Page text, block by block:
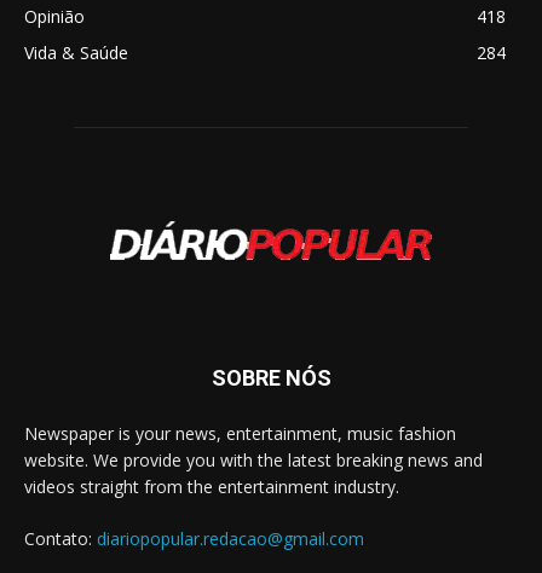
Opinião
418
Vida & Saúde
284
SOBRE NÓS
Newspaper is your news, entertainment, music fashion
website. We provide you with the latest breaking news and
videos straight from the entertainment industry.
Contato: diariopopular.redacao@gmail.com